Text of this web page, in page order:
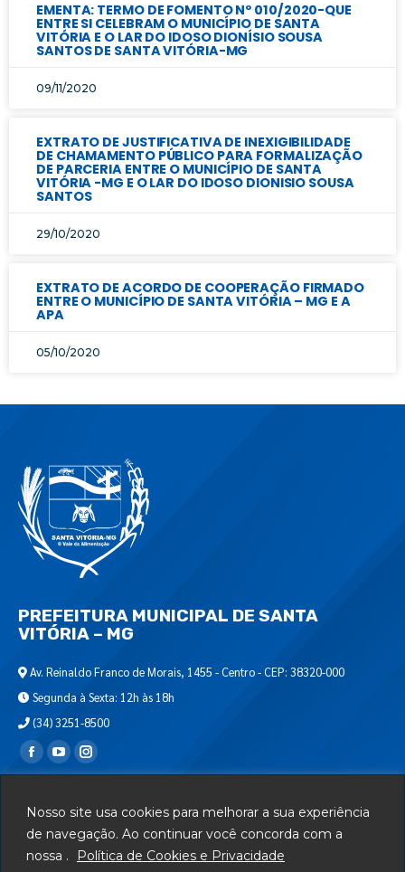
Nosso site usa cookies para melhorar a sua experiência
de navegação. Ao continuar você concorda com a
nossa .
Política de Cookies e Privacidade
EMENTA: TERMO DE FOMENTO Nº 010/2020-QUE
ENTRE SI CELEBRAM O MUNICÍPIO DE SANTA
VITÓRIA E O LAR DO IDOSO DIONÍSIO SOUSA
SANTOS DE SANTA VITÓRIA-MG
09/11/2020
EXTRATO DE JUSTIFICATIVA DE INEXIGIBILIDADE
DE CHAMAMENTO PÚBLICO PARA FORMALIZAÇÃO
DE PARCERIA ENTRE O MUNICÍPIO DE SANTA
VITÓRIA -MG E O LAR DO IDOSO DIONISIO SOUSA
SANTOS
29/10/2020
EXTRATO DE ACORDO DE COOPERAÇÃO FIRMADO
ENTRE O MUNICÍPIO DE SANTA VITÓRIA – MG E A
APA
05/10/2020
PREFEITURA MUNICIPAL DE SANTA
VITÓRIA – MG
Av. Reinaldo Franco de Morais, 1455 - Centro - CEP: 38320-000
Segunda à Sexta: 12h às 18h
(34) 3251-8500
Encontre-nos em:
Departamento de T.I.
Serviços